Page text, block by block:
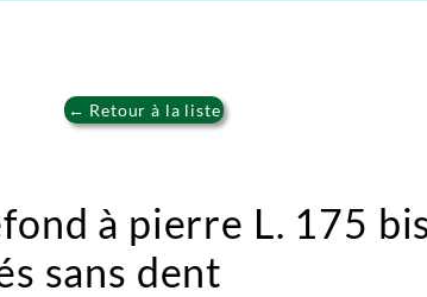
← Retour à la liste
à pierre L. 175
sans dent